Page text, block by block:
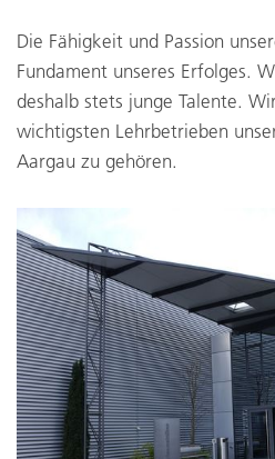
Die Fähigkeit und Passion
Fundament unseres Erfolges.
deshalb stets junge Talente.
wichtigsten Lehrbetrieben
Aargau zu gehören.